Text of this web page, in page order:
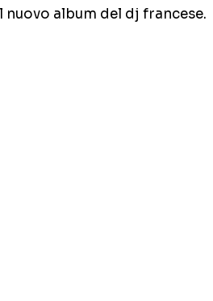
album del dj francese.